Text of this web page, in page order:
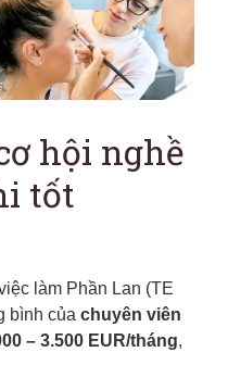
hội nghề
tốt
làm Phần Lan (TE
bình của chuyên viên
– 3.500 EUR/tháng,